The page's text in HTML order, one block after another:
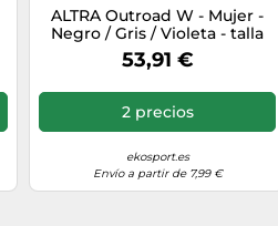
ALTRA Outroad W - Mujer -
Negro / Gris / Violeta - talla
37- modelo 2023
53,91 €
2 precios
ekosport.es
Envío a partir de 7,99 €